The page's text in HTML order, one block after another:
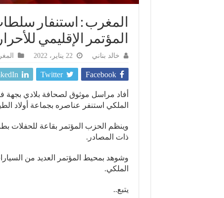
المغرب : استنفار
المؤتمر الإقليمي
خالد بناني 22 يناير، 2022
Facebook
Twitter
الملكي استنفر عناصره بجماعة أولاد
وينظم الحزب المؤتمر بقاعة للحفلات
ذات المصادر.
وشوهد بمحيط المؤتمر العديد من
الملكي.
يتبع..